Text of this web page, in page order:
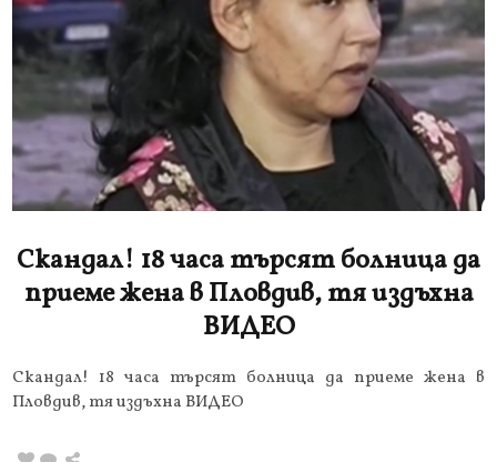
Скандал! 18 часа търсят болница да
приеме жена в Пловдив, тя издъхна
ВИДЕО
Скандал! 18 часа търсят болница да приеме жена в
Пловдив, тя издъхна ВИДЕО